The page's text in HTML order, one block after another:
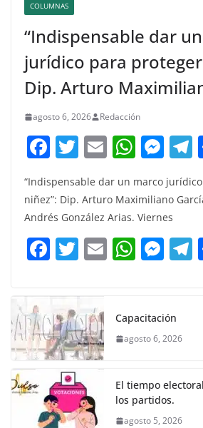
COLUMNAS
“Indispensable dar
jurídico para proteger
Dip. Arturo
agosto 6, 2026 Redacción
F
c
e
b
o
k
T
w
itt
er
E
ai
l
W
at
s
A
p
M
e
ss
e
n
g
“Indispensable dar un marco
niñez”: Dip. Arturo Maximiliano
Andrés González Arias. Viernes
F
c
e
b
o
o
k
T
itt
er
E W
s
A
p
M
e
n
er
Capacitación
agosto 6, 2026
El tiempo
los partidos.
agosto 5, 2026